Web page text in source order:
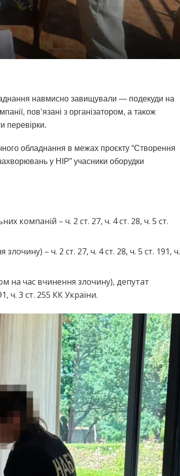
навмисно завищували — подекуди на
пов’язані з організатором, а також
перевірки.
обладнання в межах проєкту “Створення
у НІР” учасники оборудки
компаній – ч. 2 ст. 27, ч. 4 ст. 28, ч. 5 ст.
– ч. 2 ст. 27, ч. 4 ст. 28, ч. 5 ст. 191, ч.
на час вчинення злочину), депутат
ч. 3 ст. 255 КК України.